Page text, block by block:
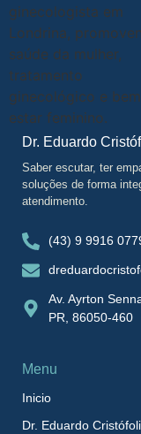
Dr. Eduardo
Saber escutar, ter
soluções de forma
atendimento.
(43) 9 9916
Av. Ayrton
PR, 86050-460
Menu
Inicio
Dr. Eduardo Cristófoli